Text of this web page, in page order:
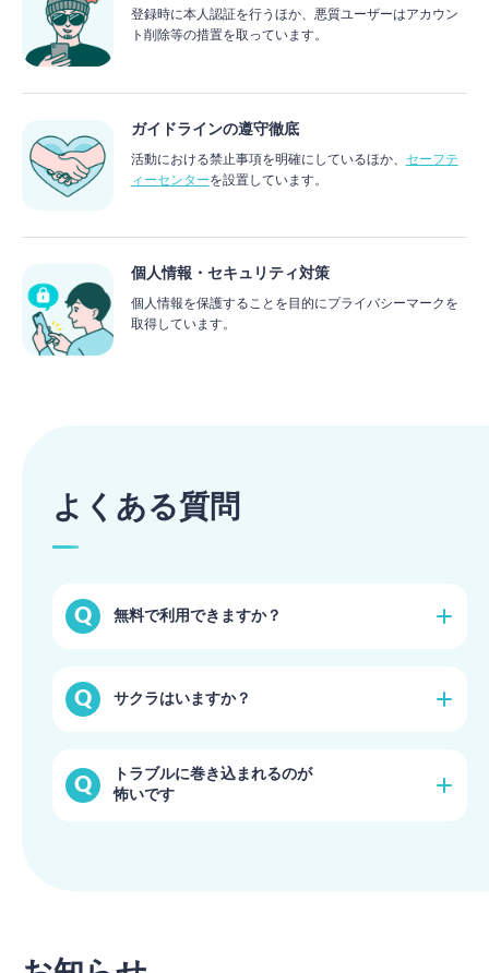
登録時に本人認証を行うほか、悪質ユーザーはアカウン
ト削除等の措置を取っています。
ガイドラインの遵守徹底
活動における禁止事項を明確にしているほか、 セーフテ
ィーセンターを設置しています。
個人情報・セキュリティ対策
個人情報を保護することを目的にプライバシーマークを
取得しています。
よくある質問
無料で利用できますか？
に制限有り）
サクラはいますか？
査を徹底しておりますのでご安心ください。
詳細を見る
トラブルに巻き込まれるのが
怖いです